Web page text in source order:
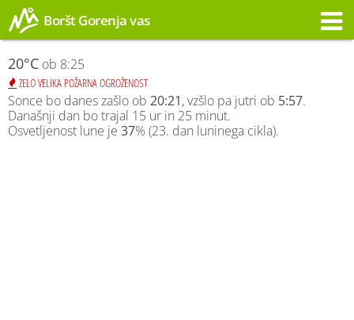
Boršt Gorenja vas
20°C ob 8:25
ZELO VELIKA POŽARNA OGROŽENOST
Sonce bo danes zašlo ob 20:21, vzšlo pa jutri ob 5:57.
Današnji dan bo trajal 15 ur in 25 minut.
Osvetljenost lune je 37% (23. dan luninega cikla).